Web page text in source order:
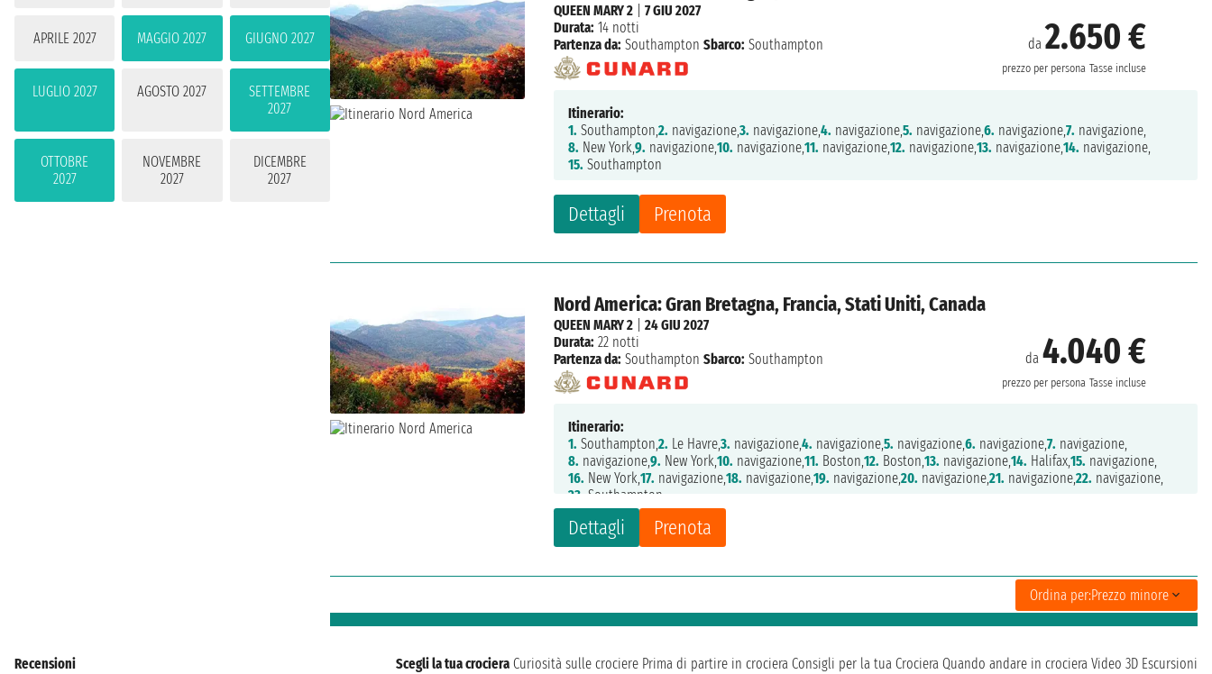
APRILE 2027 MAGGIO 2027 GIUGNO 2027
LUGLIO 2027 AGOSTO 2027
SETTEMBRE
2027
OTTOBRE
2027
NOVEMBRE
2027
DICEMBRE
2027
da2.650 €
prezzo per persona Tasse incluse
Dettagli Prenota
QUEEN MARY 2 |7 GIU 2027
Durata: 14 notti
Partenza da: Southampton Sbarco: Southampton
Itinerario:
1. Southampton,2. navigazione,3. navigazione,4. navigazione,5. navigazione,6. navigazione,7. navigazione,
8. New York,9. navigazione,10. navigazione,11. navigazione,12. navigazione,13. navigazione,14. navigazione,
15. Southampton
Nord America: Gran Bretagna, Francia, Stati Uniti, Canada
da4.040 €
prezzo per persona Tasse incluse
Dettagli Prenota
QUEEN MARY 2 |24 GIU 2027
Durata: 22 notti
Partenza da: Southampton Sbarco: Southampton
Itinerario:
1. Southampton,2. Le Havre,3. navigazione,4. navigazione,5. navigazione,6. navigazione,7. navigazione,
8. navigazione,9. New York,10. navigazione,11. Boston,12. Boston,13. navigazione,14. Halifax,15. navigazione,
16. New York,17. navigazione,18. navigazione,19. navigazione,20. navigazione,21. navigazione,22. navigazione,
23. Southampton
Ordina per:Prezzo minore
Recensioni Scegli la tua crociera Curiosità sulle crociere Prima di partire in crociera Consigli per la tua Crociera Quando andare in crociera Video 3D Escursioni